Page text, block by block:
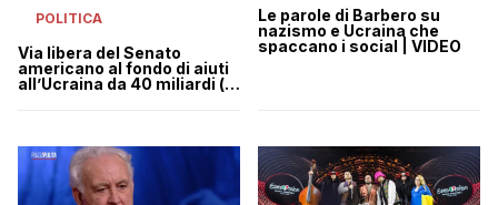
POLITICA
Via libera del Senato
americano al fondo di aiuti
all’Ucraina da 40 miliardi (di
Le parole di Barbero su
nazismo e Ucraina che
spaccano i social | VIDEO